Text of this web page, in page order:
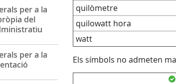
per a la
del
per a la
quilòmetre
quilowatt hora
watt
Els símbols no admeten